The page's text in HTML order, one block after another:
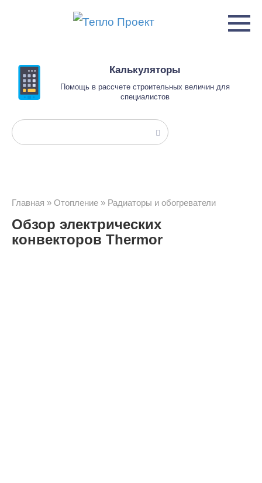
Калькуляторы
Помощь в рассчете строительных величин для
специалистов
Поиск:
Главная » Отопление » Радиаторы и обогреватели
Обзор электрических
конвекторов Thermor